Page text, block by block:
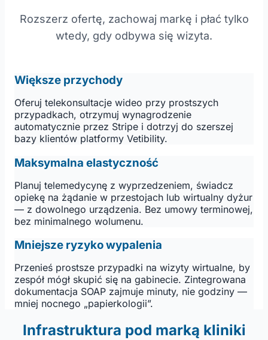
Rozszerz ofertę, zachowaj markę i płać tylko
wtedy, gdy odbywa się wizyta.
Większe przychody
Oferuj telekonsultacje wideo przy prostszych
przypadkach, otrzymuj wynagrodzenie
automatycznie przez Stripe i dotrzyj do szerszej
bazy klientów platformy Vetibility.
Maksymalna elastyczność
Planuj telemedycynę z wyprzedzeniem, świadcz
opiekę na żądanie w przestojach lub wirtualny dyżur
— z dowolnego urządzenia. Bez umowy terminowej,
bez minimalnego wolumenu.
Mniejsze ryzyko wypalenia
Przenieś prostsze przypadki na wizyty wirtualne, by
zespół mógł skupić się na gabinecie. Zintegrowana
dokumentacja SOAP zajmuje minuty, nie godziny —
mniej nocnego „papierkologii”.
Infrastruktura pod marką kliniki